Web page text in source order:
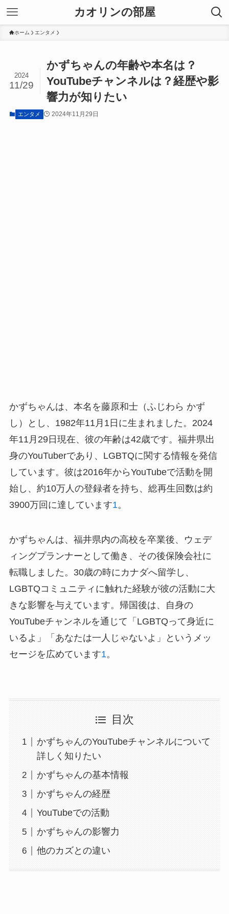
カオリンの部屋
ホーム エンタメ
かずちゃんの年齢や本名は？
YouTubeチャンネルは？経歴や影
響力が知りたい
2024
11/29
エンタメ 2024年11月29日
かずちゃんは、本名を藤原和士（ふじわら かず
し）とし、1982年11月1日に生まれました。2024
年11月29日現在、彼の年齢は42歳です。福井県出
身のYouTuberであり、LGBTQに関する情報を発信
しています。彼は2016年からYouTubeで活動を開
始し、約10万人の登録者を持ち、総再生回数は約
3900万回に達しています1。
かずちゃんは、福井県内の高校を卒業後、ウェデ
ィングプランナーとして働き、その後保険会社に
転職しました。30歳の時にカナダへ留学し、
LGBTQコミュニティに触れた経験が彼の活動に大
きな影響を与えています。帰国後は、自身の
YouTubeチャンネルを通じて「LGBTQって身近に
いるよ」「あなたは一人じゃないよ」というメッ
セージを広めています1。
目次
かずちゃんのYouTubeチャンネルについて
詳しく知りたい
かずちゃんの基本情報
かずちゃんの経歴
YouTubeでの活動
かずちゃんの影響力
他のカズとの違い